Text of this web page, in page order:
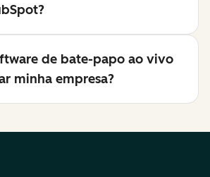
de bate-papo ao vivo
minha empresa?